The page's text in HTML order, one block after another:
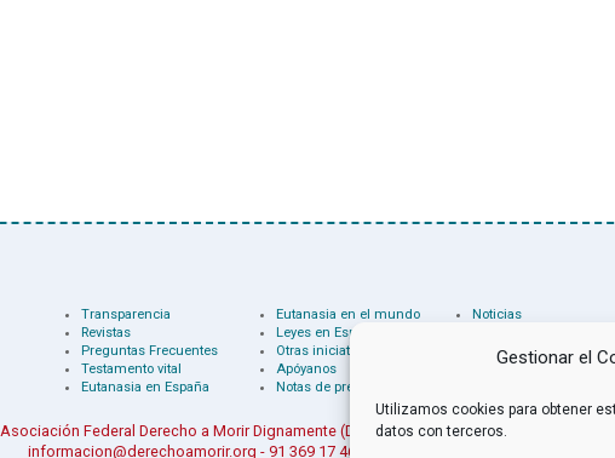
Gestionar el
Utilizamos cookies para obtener
datos con terceros.
Transparencia
Revistas
Preguntas Frecuentes
Testamento vital
Eutanasia en España
Eutanasia en el mundo
Leyes en España
Otras iniciativas
Apóyanos
Notas de prensa
Noticias
Archivo
Libros recomendados
Asociación Federal Derecho a Morir Dignamente (DMD)
informacion@derechoamorir.org - 91 369 17 46